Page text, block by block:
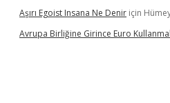
Aşırı Egoist Insana Ne Denir için
Avrupa Birliğine Girince Euro